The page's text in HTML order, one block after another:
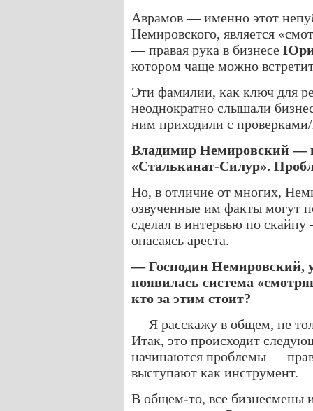
Аврамов — именно этот
Немировского, является
— правая рука в бизнесе
котором чаще можно
Эти фамилии, как ключ для
неоднократно слышали
ним приходили с
Владимир Немировский —
«Стальканат-Силур».
Но, в отличие от многих,
озвученные им факты могут
сделал в интервью по
опасаясь ареста.
— Господин Немировский,
появилась система
кто за этим стоит?
— Я расскажу в общем, не
Итак, это происходит
начинаются проблемы —
выступают как инструмент.
В общем-то, все бизнесмены